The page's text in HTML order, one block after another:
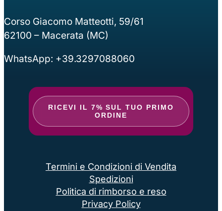
Corso Giacomo Matteotti, 59/61
62100 – Macerata (MC)
WhatsApp: +39.3297088060
RICEVI IL 7% SUL TUO PRIMO
ORDINE
Termini e Condizioni di Vendita
Spedizioni
Politica di rimborso e reso
Privacy Policy